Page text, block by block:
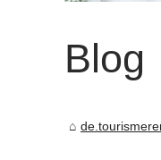
Blog